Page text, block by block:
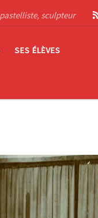
sculpteur
SES ÉLÈVES